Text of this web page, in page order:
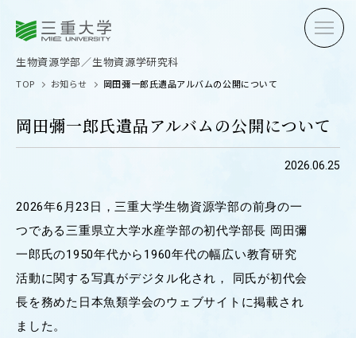
生物資源学部 生物資源学研究科
卒業生の方へ
OPEN CAMPUS
TOP お知らせ 岡田彌一郎氏遺品アルバムの公開について
岡田彌一郎氏遺品アルバムの公開について
2026.06.25
2026年6月23日，三重大学生物資源学部の前身の一
つである三重県立大学水産学部の初代学部長 岡田彌
一郎氏の1950年代から1960年代の幅広い教育研究
活動に関する写真がデジタル化され， 同氏が初代会
長を務めた日本魚類学会のウェブサイトに掲載され
ました。